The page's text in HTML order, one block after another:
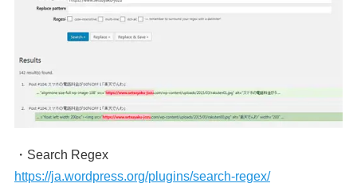
・Search Regex
https://ja.wordpress.org/plugins/search-regex/